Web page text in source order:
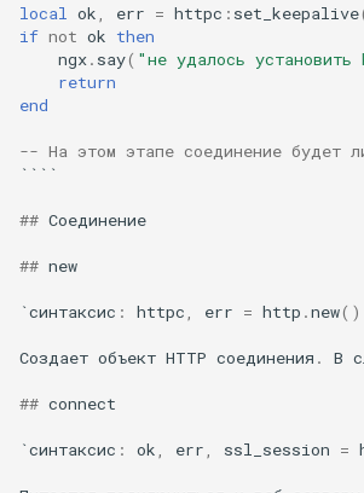
proxy-connect
pta
push-stream
rdns
request-cookies-filter
rewrite-status
local ok err = httpc : set_keepalive
if not ok then
ngx. say( "не удалось
return
end
-- На этом этапе соединение будет
````
## Соединение
## new
`синтаксис : httpc err = http .new()
Создает объект HTTP соединения . В
## connect
`синтаксис : ok err ssl_session =